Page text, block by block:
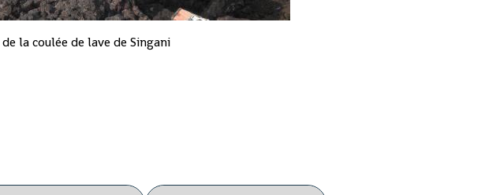
de la coulée de lave de Singani